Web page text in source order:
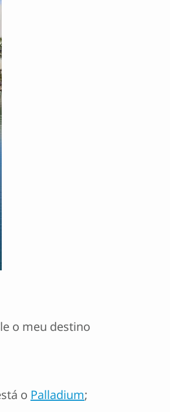
o meu destino
o Palladium;